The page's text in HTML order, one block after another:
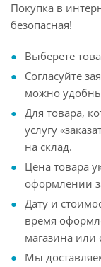
Покупка в
безопасная!
Выберете
Согласуйте
можно
Для товара,
услугу
на склад.
Цена товара
оформлении
Дату и
время
магазина
Мы